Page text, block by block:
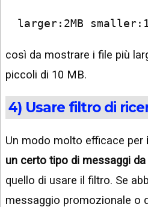
larger:2MB
così da mostrare i file più
piccoli di 10 MB.
4) Usare filtro di
Un modo molto efficace per
un certo tipo di messaggi
quello di usare il filtro. Se
messaggio promozionale o